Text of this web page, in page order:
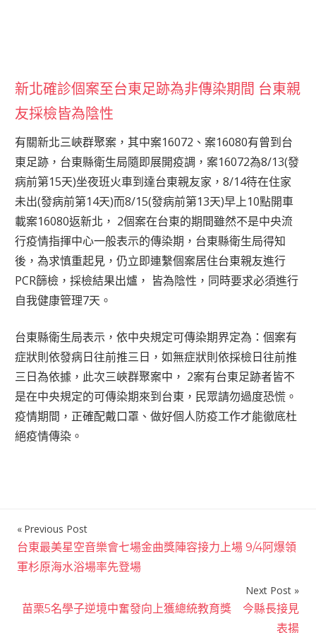
新北確診個案至台東足跡為非傳染期間 台東親
友採檢皆為陰性
有關新北三峽群聚案，其中案16072、案16080有曾到台
東足跡，台東縣衛生局隨即展開疫調，案16072為8/13(發
病前第15天)坐夜班火車到達台東親友家，8/14待在住家
未出(發病前第14天)而8/15(發病前第13天)早上10點開車
載案16080返新北， 2個案在台東的期間雖然不是中央流
行疫情指揮中心一般表示的傳染期，台東縣衛生局得知
後，為求慎重起見，仍立即連繫個案居住台東親友進行
PCR篩檢，採檢結果出爐， 皆為陰性，同時要求必須進行
自我健康管理7天。
台東縣衛生局表示，依中央規定可傳染期界定為：個案有
症狀則依發病日往前推三日，如無症狀則依採檢日往前推
三日為依據，此次三峽群聚案中， 2案有台東足跡者皆不
是在中央規定的可傳染期來到台東，民眾請勿過度恐慌。
疫情期間，正確配戴口罩、做好個人防疫工作才能徹底杜
絕疫情傳染。
文
章
覽
Previous Post
台東最美星空音樂會七場金曲獎陣容接力上場 9/4阿爆領
軍杉原海水浴場率先登場
Next Post
苗栗5名學子逆境中奮發向上獲總統教育獎 今縣長接見
表揚